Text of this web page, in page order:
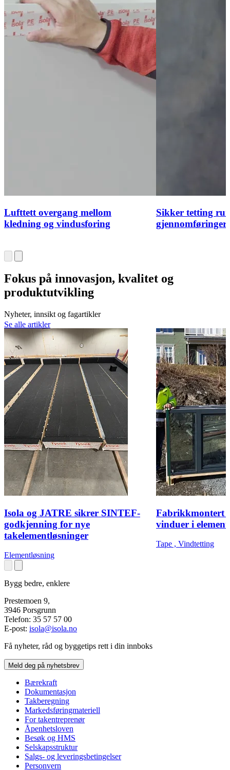
Lufttett overgang mellom
kledning og vindusforing
Sikker tetting
gjennomføringer
Fokus på innovasjon, kvalitet og
produktutvikling
Nyheter, innsikt og fagartikler
Se alle artikler
Isola og JATRE sikrer SINTEF-
godkjenning for nye
takelementløsninger
Elementløsning
Fabrikkmontert
vinduer i
Tape , Vindtetting
Bygg bedre, enklere
Prestemoen 9,
3946 Porsgrunn
Telefon: 35 57 57 00
E-post: isola@isola.no
Få nyheter, råd og byggetips rett i din innboks
Meld deg på nyhetsbrev
Bærekraft
Dokumentasjon
Takberegning
Markedsføringmateriell
For takentreprenør
Åpenhetsloven
Besøk og HMS
Selskapsstruktur
Salgs- og leveringsbetingelser
Personvern